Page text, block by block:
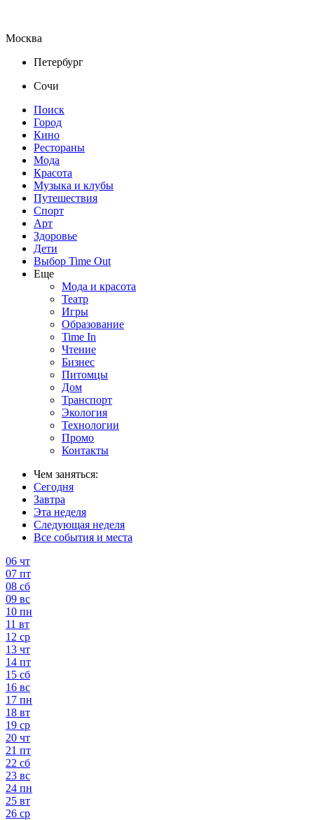
Москва
Петербург
Сочи
Поиск
Город
Кино
Рестораны
Мода
Красота
Музыка и клубы
Путешествия
Спорт
Арт
Здоровье
Дети
Выбор Time Out
Еще
Мода и красота
Театр
Игры
Образование
Time In
Чтение
Бизнес
Питомцы
Дом
Транспорт
Экология
Технологии
Промо
Контакты
Чем заняться:
Сегодня
Завтра
Эта неделя
Следующая неделя
Все события и места
06 чт
07 пт
08 сб
09 вс
10 пн
11 вт
12 ср
13 чт
14 пт
15 сб
16 вс
17 пн
18 вт
19 ср
20 чт
21 пт
22 сб
23 вс
24 пн
25 вт
26 ср